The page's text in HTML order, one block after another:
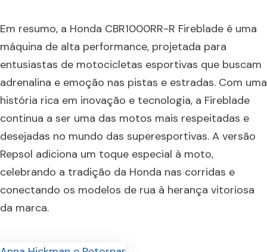
Em resumo, a Honda CBR1000RR-R Fireblade é uma
máquina de alta performance, projetada para
entusiastas de motocicletas esportivas que buscam
adrenalina e emoção nas pistas e estradas. Com uma
história rica em inovação e tecnologia, a Fireblade
continua a ser uma das motos mais respeitadas e
desejadas no mundo das superesportivas. A versão
Repsol adiciona um toque especial à moto,
celebrando a tradição da Honda nas corridas e
conectando os modelos de rua à herança vitoriosa
da marca.